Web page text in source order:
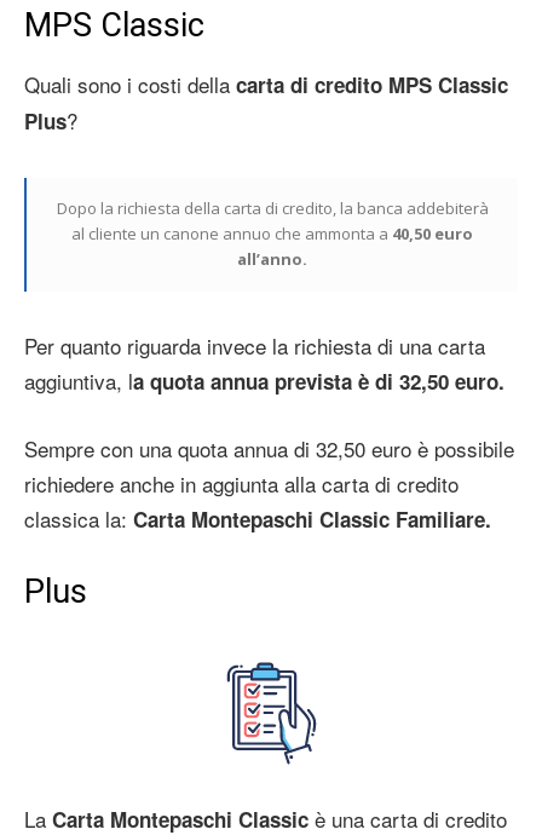
MPS Classic
Quali sono i costi della carta di credito MPS Classic
Plus?
Dopo la richiesta della carta di credito, la banca addebiterà
al cliente un canone annuo che ammonta a 40,50 euro
all’anno.
Per quanto riguarda invece la richiesta di una carta
aggiuntiva, la quota annua prevista è di 32,50 euro.
Sempre con una quota annua di 32,50 euro è possibile
richiedere anche in aggiunta alla carta di credito
classica la: Carta Montepaschi Classic Familiare.
Plus
La Carta Montepaschi Classic è una carta di credito